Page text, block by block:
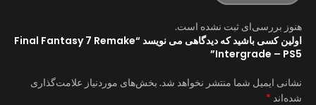
هنوز بررسی‌ای ثبت نشده است.
اولین کسی باشید که دیدگاهی می نویسد “Final Fantasy 7 Remake
Intergrade – PS5”
نشانی ایمیل شما منتشر نخواهد شد. بخش‌های موردنیاز علامت‌گذاری
شده‌اند *